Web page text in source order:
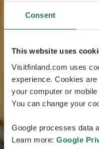
Consent
This website uses
Visitfinland.com uses
experience. Cookies
your computer or
You can change your
Google processes data
Learn more: Google